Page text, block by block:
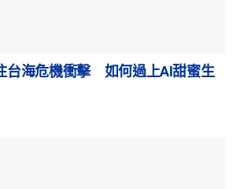
台海危機衝擊 如何過上AI甜蜜生